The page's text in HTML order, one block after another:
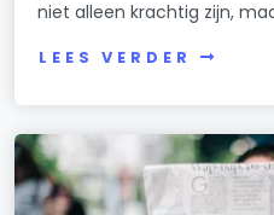
niet alleen krachtig zijn,
LEES VERDER